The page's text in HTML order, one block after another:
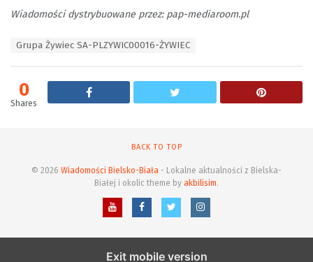
Wiadomości dystrybuowane przez: pap-mediaroom.pl
Grupa Żywiec SA-PLZYWIC00016-ŻYWIEC
0
Shares
BACK TO TOP
© 2026 Wiadomości Bielsko-Biała - Lokalne aktualności z Bielska-
Białej i okolic theme by akbilisim.
Exit mobile version